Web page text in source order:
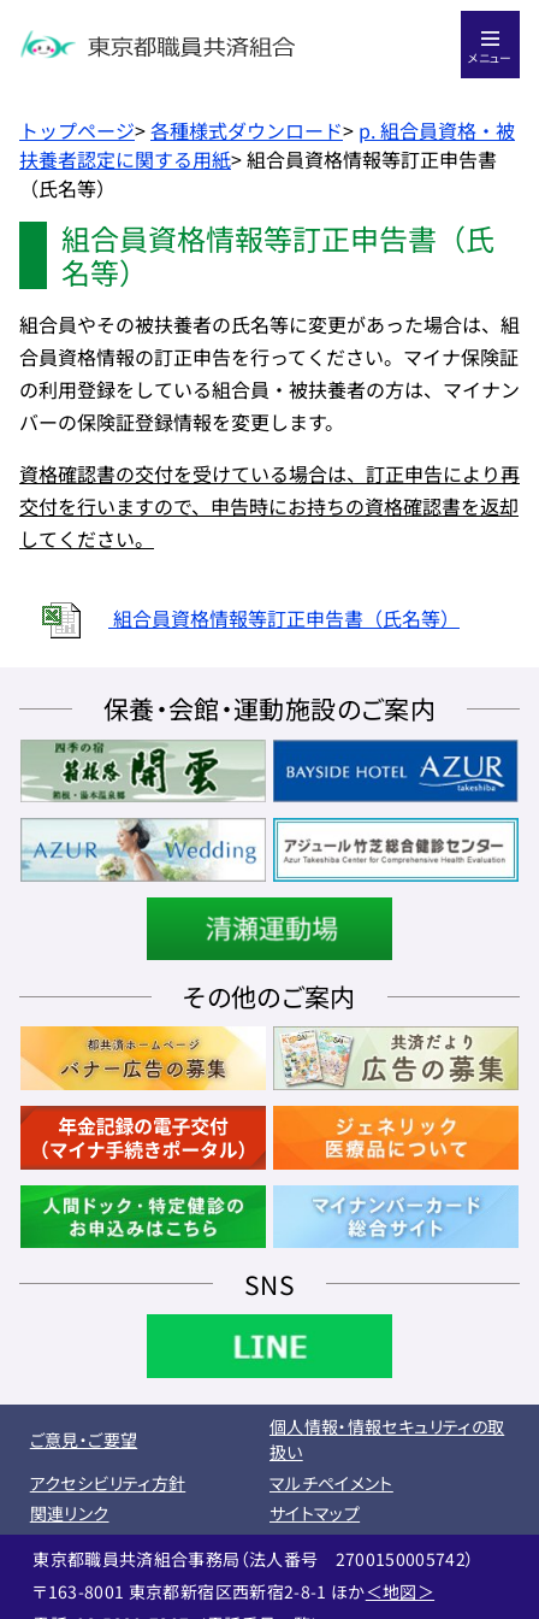
メニュー
トップページ>各種様式ダウンロード> p. 組合員資格・被
扶養者認定に関する用紙>組合員資格情報等訂正申告書
（氏名等）
組合員資格情報等訂正申告書（氏
名等）
組合員やその被扶養者の氏名等に変更があった場合は、組
合員資格情報の訂正申告を行ってください。マイナ保険証
の利用登録をしている組合員・被扶養者の方は、マイナン
バーの保険証登録情報を変更します。
資格確認書の交付を受けている場合は、訂正申告により再
交付を行いますので、申告時にお持ちの資格確認書を返却
してください。
組合員資格情報等訂正申告書（氏名等）
保養・会館・運動施設のご案内
その他のご案内
SNS
ご意見・ご要望
個人情報・情報セキュリティの取
扱い
アクセシビリティ方針
マルチペイメント
関連リンク
サイトマップ
東京都職員共済組合事務局（法人番号 2700150005742）
〒163-8001 東京都新宿区西新宿2-8-1 ほか＜地図＞